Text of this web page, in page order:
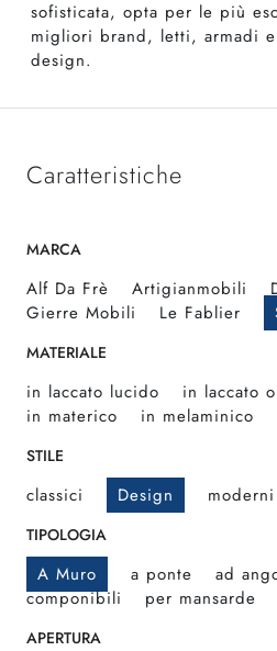
sofisticata, opta per le più
migliori brand, letti, armadi
design.
Caratteristiche
MARCA
Alf Da Frè Artigianmobili
Gierre Mobili
Le Fablier
MATERIALE
in laccato lucido in laccato
in materico
in melaminico
STILE
classici Design moderni
TIPOLOGIA
A Muro a ponte ad
componibili
per mansarde
APERTURA